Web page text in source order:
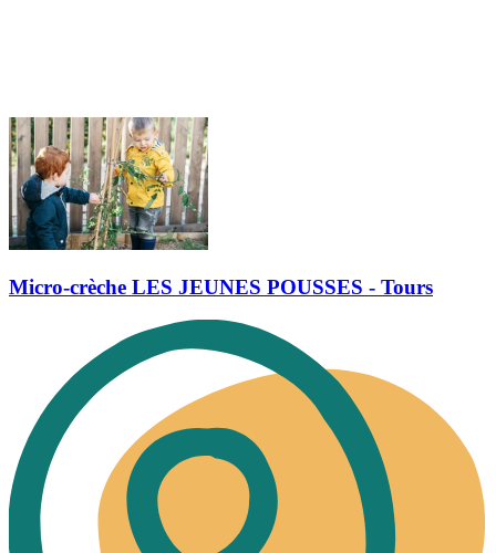
Micro-crèche LES JEUNES POUSSES - Tours